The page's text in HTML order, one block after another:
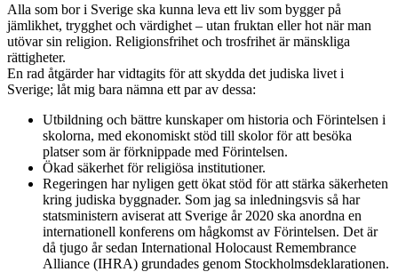
Alla som bor i Sverige ska kunna leva ett liv som bygger på
jämlikhet, trygghet och värdighet – utan fruktan eller hot när man
utövar sin religion. Religionsfrihet och trosfrihet är mänskliga
rättigheter.
En rad åtgärder har vidtagits för att skydda det judiska livet i
Sverige; låt mig bara nämna ett par av dessa:
Utbildning och bättre kunskaper om historia och Förintelsen i
skolorna, med ekonomiskt stöd till skolor för att besöka
platser som är förknippade med Förintelsen.
Ökad säkerhet för religiösa institutioner.
Regeringen har nyligen gett ökat stöd för att stärka säkerheten
kring judiska byggnader. Som jag sa inledningsvis så har
statsministern aviserat att Sverige år 2020 ska anordna en
internationell konferens om hågkomst av Förintelsen. Det är
då tjugo år sedan International Holocaust Remembrance
Alliance (IHRA) grundades genom Stockholmsdeklarationen.